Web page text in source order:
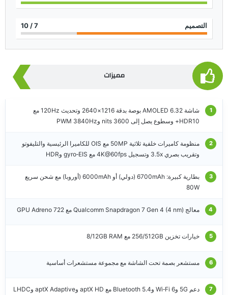
التصميم 7
/ 10
مميزات
شاشة AMOLED 6.32 بوصة بدقة 1216×2640 وتحديث 120Hz مع
HDR10+ وسطوع يصل إلى 3600 nits وPWM 3840Hz
منظومة كاميرات خلفية ثلاثية 50MP مع OIS للكاميرا الرئيسية والتليفوتو
وتقريب بصري 3.5x وتسجيل 4K@60fps مع gyro‑EIS وHDR
بطارية كبيرة: 6700mAh (دولي) أو 6000mAh (أوروبا) مع شحن سريع
80W
معالج Qualcomm Snapdragon 7 Gen 4 (4 nm) مع GPU Adreno 722
خيارات تخزين 256/512GB مع 8/12GB RAM
مستشعر بصمة تحت الشاشة مع مجموعة مستشعرات أساسية
دعم 5G وWi‑Fi 6 وBluetooth 5.4 مع aptX HD وaptX Adaptive وLHDC